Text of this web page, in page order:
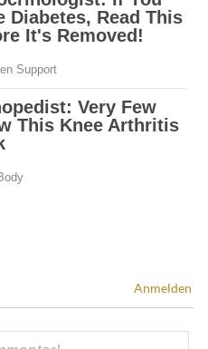
Anmelden